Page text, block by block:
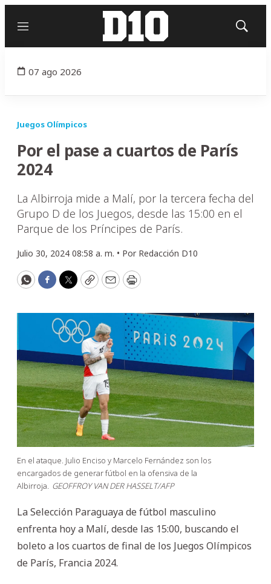
Menú
Mostrar
07 ago 2026
Juegos Olímpicos
Por el pase a cuartos de París
2024
La Albirroja mide a Malí, por la tercera fecha del
Grupo D de los Juegos, desde las 15:00 en el
Parque de los Príncipes de París.
Julio 30, 2024 08:58 a. m. • Por Redacción D10
WhatsApp
Facebook
Twitter
CopyEmailPrint
En el ataque. Julio Enciso y Marcelo Fernández son los
encargados de generar fútbol en la ofensiva de la
Albirroja. GEOFFROY VAN DER HASSELT/AFP
La Selección Paraguaya de fútbol masculino
enfrenta hoy a Malí, desde las 15:00, buscando el
boleto a los cuartos de final de los Juegos Olímpicos
de París, Francia 2024.